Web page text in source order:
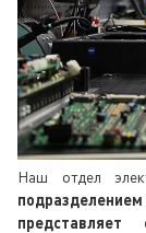
Наш отдел
представляет